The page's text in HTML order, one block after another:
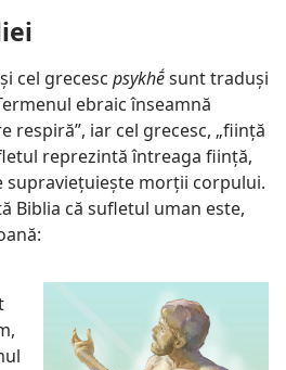
și cel grecesc psykhḗsunt traduși
ebraic înseamnă
respiră”, iar cel grecesc, „ființă
reprezintă întreaga ființă,
supraviețuiește morții corpului.
Biblia că sufletul uman este,